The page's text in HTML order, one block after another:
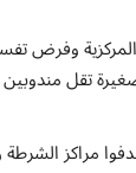
وفرض
تقل مندوبين
مراكز